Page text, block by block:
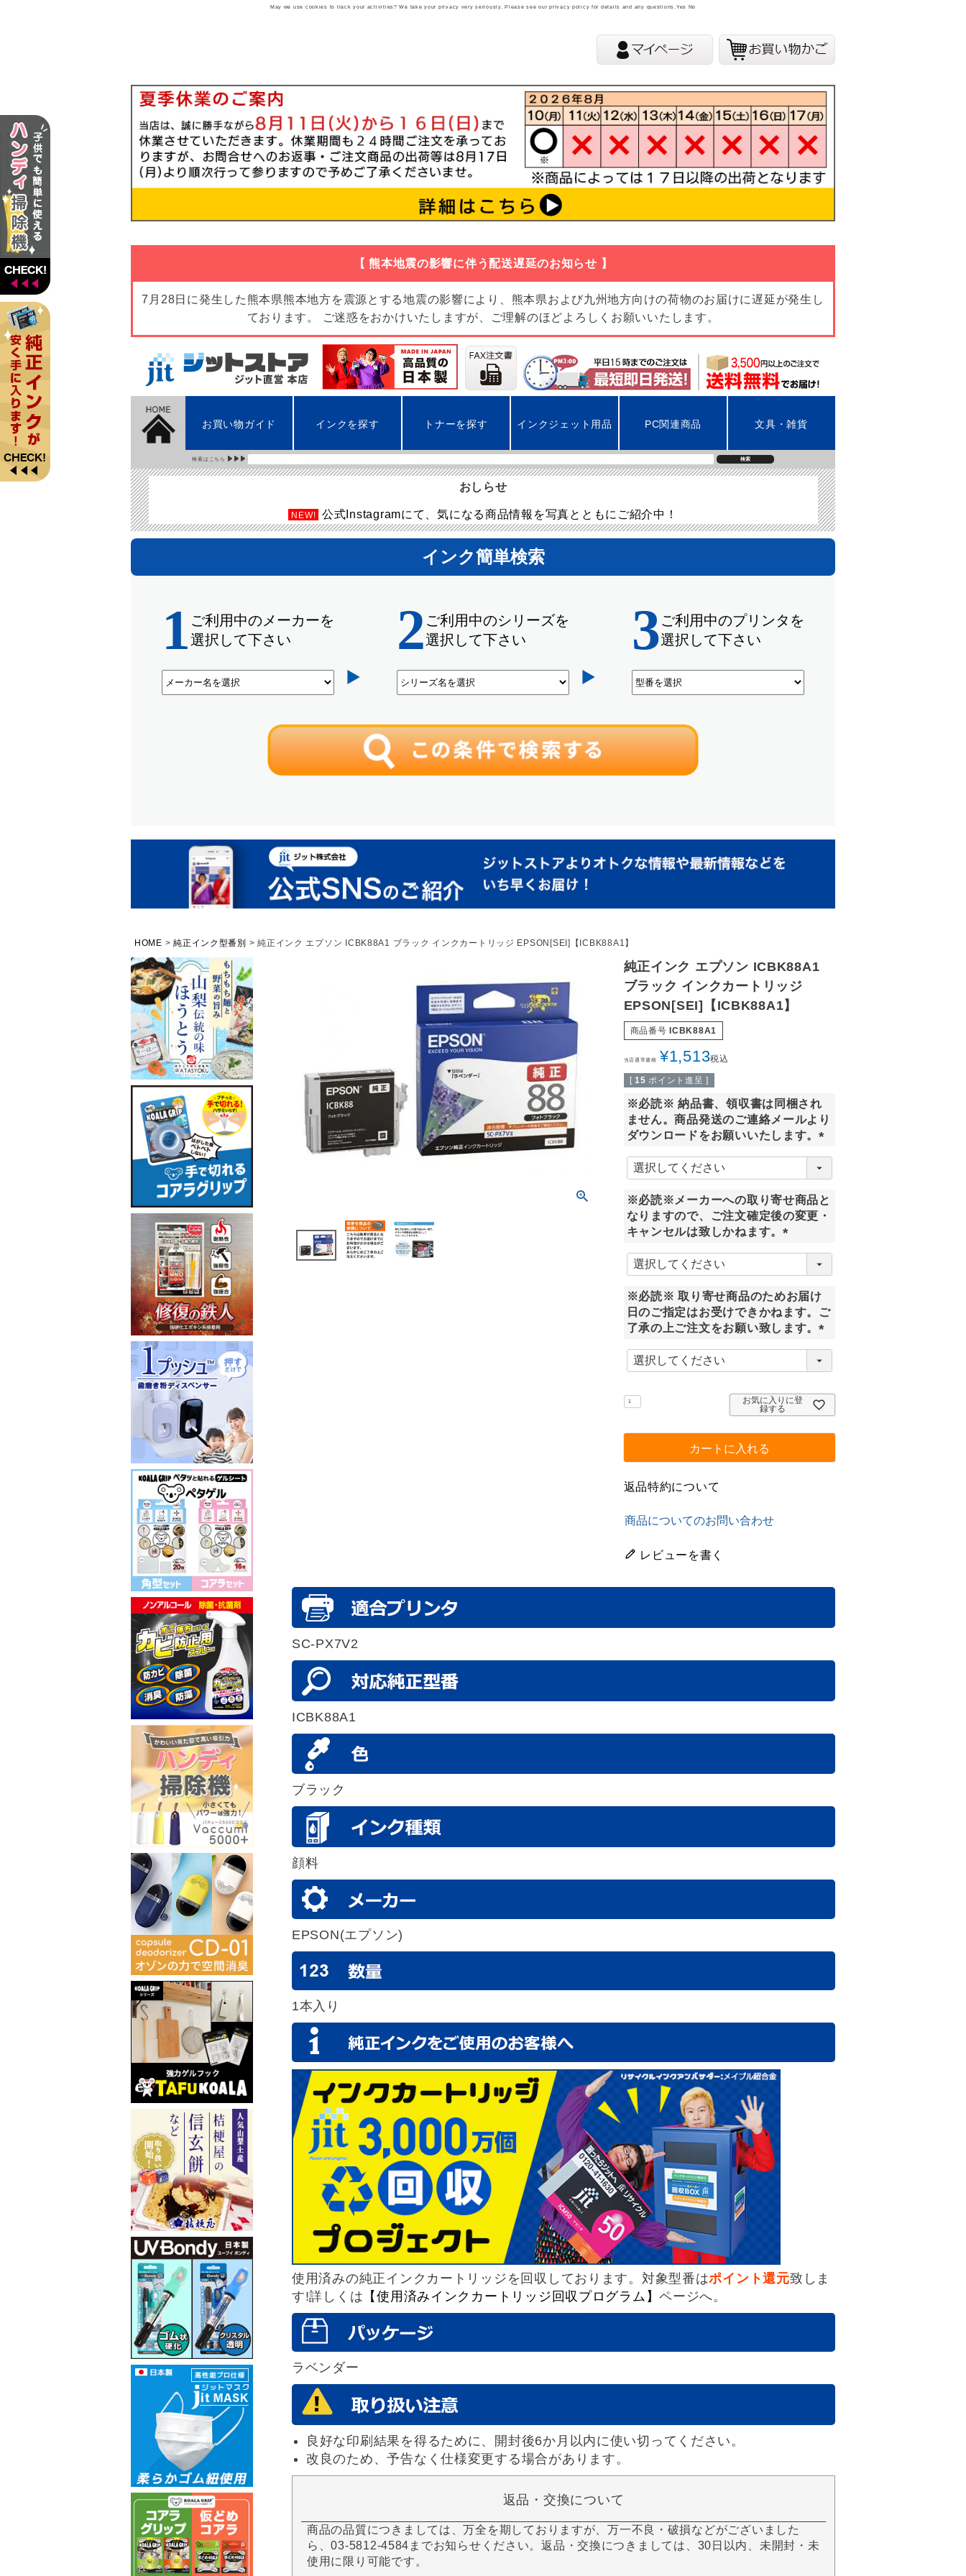
【 熊本地震の影響に伴う配送遅延のお知らせ 】
7月28日に発生した熊本県熊本地方を震源とする地震の影響により、熊本県および九州地方向けの荷物のお届けに遅延が発生し
ております。 ご迷惑をおかけいたしますが、ご理解のほどよろしくお願いいたします。
お買い物ガイド インクを探す トナーを探す インクジェット用品 PC関連商品 文具・雑貨
検索はこちら 検索
おしらせ
NEW! 公式Instagramにて、気になる商品情報を写真とともにご紹介中！
HOME 純正インク型番別 純正インク エプソン ICBK88A1 ブラック インクカートリッジ EPSON[SEI]【ICBK88A1】
純正インク エプソン ICBK88A1
ブラック インクカートリッジ
EPSON[SEI]【ICBK88A1】
商品番号 ICBK88A1
当店通常価格 ¥1,513税込
[ 15 ポイント進呈 ]
※必読※ 納品書、領収書は同梱され
ません。商品発送のご連絡メールより
ダウンロードをお願いいたします。
(
必
)
※必読※メーカーへの取り寄せ商品と
なりますので、ご注文確定後の変更・
キャンセルは致しかねます。
(
)
※必読※ 取り寄せ商品のためお届け
日のご指定はお受けできかねます。ご
了承の上ご注文をお願い致します。
(
必
)
お気に入りに登
録する
カートに入れる
返品特約について
商品についてのお問い合わせ
レビューを書く
SC-PX7V2
ICBK88A1
ブラック
顔料
EPSON(エプソン)
1本入り
使用済みの純正インクカートリッジを回収しております。対象型番はポイント還元致しま
す!詳しくは 【使用済みインクカートリッジ回収プログラム】ページへ。
ラベンダー
良好な印刷結果を得るために、開封後6か月以内に使い切ってください。
改良のため、予告なく仕様変更する場合があります。
返品・交換について
商品の品質につきましては、万全を期しておりますが、万一不良・破損などがございました
ら、03-5812-4584までお知らせください。返品・交換につきましては、30日以内、未開封・未
使用に限り可能です。
May we use cookies to track your activities? We take your privacy very seriously. Please see our privacy policy for details and any questions.Yes No